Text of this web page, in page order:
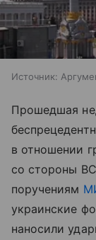
Источник:
Прошедшая
в отношении
со стороны
поручениям
украинские
наносили